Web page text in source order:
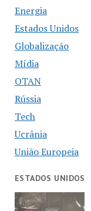
Energia
Estados Unidos
Globalização
Mídia
OTAN
Rússia
Tech
Ucrânia
União Europeia
ESTADOS UNIDOS